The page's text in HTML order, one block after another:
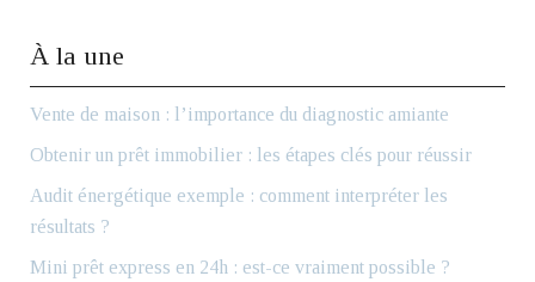
À la une
Vente de maison : l’importance du diagnostic amiante
Obtenir un prêt immobilier : les étapes clés pour réussir
Audit énergétique exemple : comment interpréter les
résultats ?
Mini prêt express en 24h : est-ce vraiment possible ?